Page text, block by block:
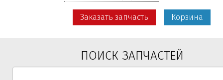
Заказать запчасть Корзина
ПОИСК ЗАПЧАСТЕЙ